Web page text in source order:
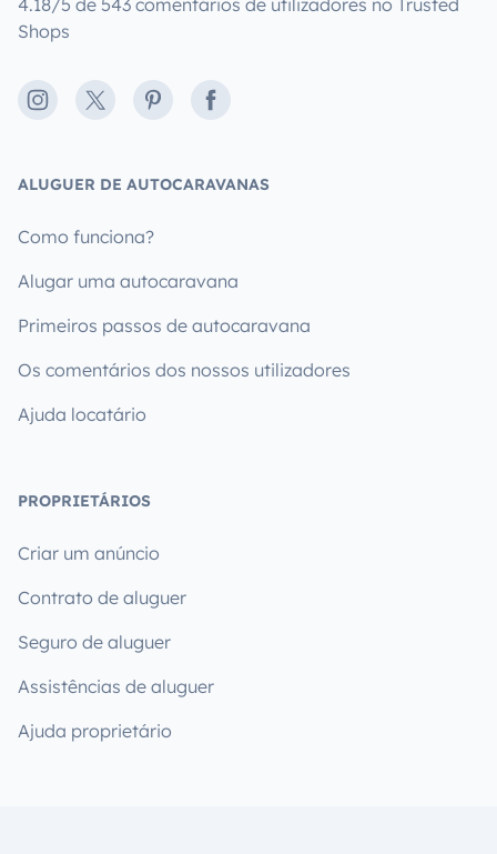
Shops
Instagram
X PinterestFacebook
ALUGUER DE AUTOCARAVANAS
Como funciona?
Alugar uma autocaravana
Primeiros passos de autocaravana
Os comentários dos nossos utilizadores
Ajuda locatário
PROPRIETÁRIOS
Criar um anúncio
Contrato de aluguer
Seguro de aluguer
Assistências de aluguer
Ajuda proprietário